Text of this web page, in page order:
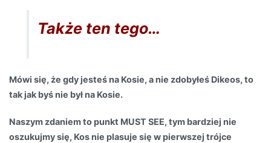
Także ten tego…
Mówi się, że gdy jesteś na Kosie, a nie zdobyłeś Dikeos, to
tak jak byś nie był na Kosie.
Naszym zdaniem to punkt MUST SEE, tym bardziej nie
oszukujmy się, Kos nie plasuje się w pierwszej trójce